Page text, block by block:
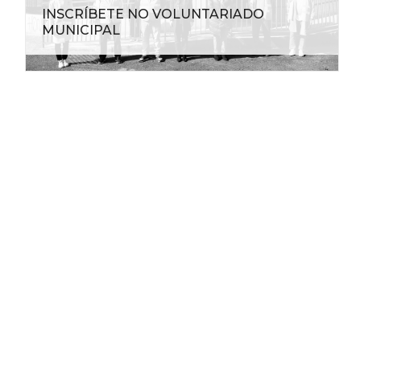
INSCRÍBETE NO VOLUNTARIADO
MUNICIPAL